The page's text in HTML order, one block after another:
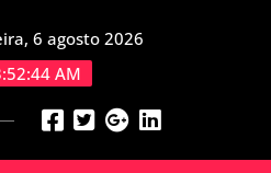
6 agosto 2026
AM